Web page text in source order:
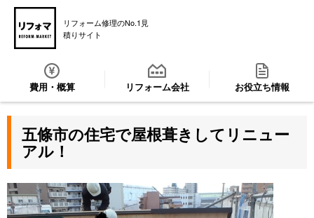
リフォーム修理のNo.1見
積りサイト
費用・概算 リフォーム会社 お役立ち情報
五條市の住宅で屋根葺きしてリニュー
アル！